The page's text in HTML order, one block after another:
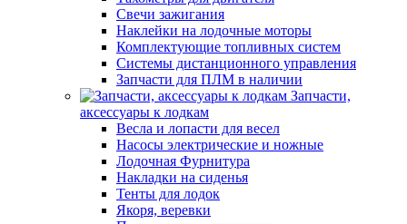
Свечи зажигания
Наклейки на лодочные моторы
Комплектующие топливных систем
Системы дистанционного управления
Запчасти для ПЛМ в наличии
Запчасти,
аксессуары к лодкам
Весла и лопасти для весел
Насосы электрические и ножные
Лодочная Фурнитура
Накладки на сиденья
Тенты для лодок
Якоря, веревки